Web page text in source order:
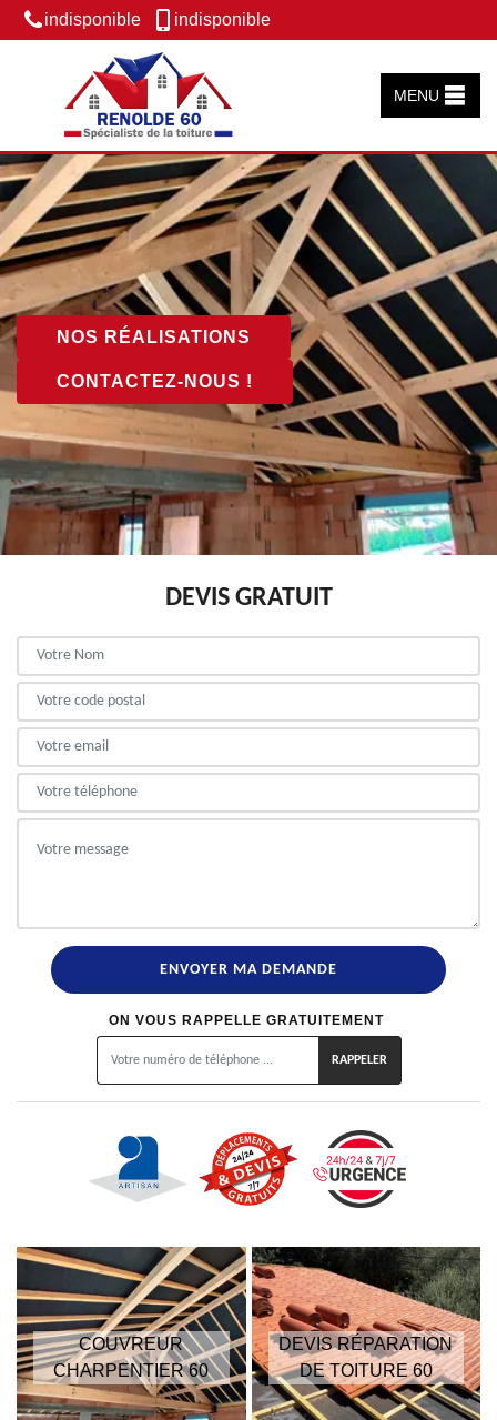
indisponible indisponible
MENU
NOS RÉALISATIONS
CONTACTEZ-NOUS !
DEVIS GRATUIT
ON VOUS RAPPELLE GRATUITEMENT
COUVREUR
CHARPENTIER 60
DEVIS RÉPARATION
DE TOITURE 60